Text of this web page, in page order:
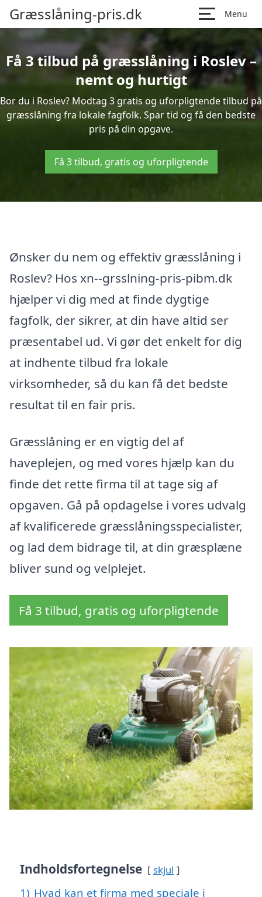
Græsslåning-pris.dk Menu
Få 3 tilbud på græsslåning i Roslev –
nemt og hurtigt
Bor du i Roslev? Modtag 3 gratis og uforpligtende tilbud på
græsslåning fra lokale fagfolk. Spar tid og få den bedste
pris på din opgave.
Få 3 tilbud, gratis og uforpligtende
Ønsker du nem og effektiv græsslåning i
Roslev? Hos xn--grsslning-pris-pibm.dk
hjælper vi dig med at finde dygtige
fagfolk, der sikrer, at din have altid ser
præsentabel ud. Vi gør det enkelt for dig
at indhente tilbud fra lokale
virksomheder, så du kan få det bedste
resultat til en fair pris.
Græsslåning er en vigtig del af
haveplejen, og med vores hjælp kan du
finde det rette firma til at tage sig af
opgaven. Gå på opdagelse i vores udvalg
af kvalificerede græsslåningsspecialister,
og lad dem bidrage til, at din græsplæne
bliver sund og velplejet.
Få 3 tilbud, gratis og uforpligtende
Indholdsfortegnelse skjul
1) Hvad kan et firma med speciale i